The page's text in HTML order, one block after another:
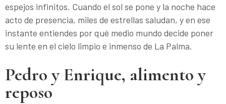
espejos infinitos. Cuando el sol se pone y la noche hace
acto de presencia, miles de estrellas saludan, y en ese
instante entiendes por qué medio mundo decide poner
su lente en el cielo limpio e inmenso de La Palma.
Pedro y Enrique, alimento y
reposo